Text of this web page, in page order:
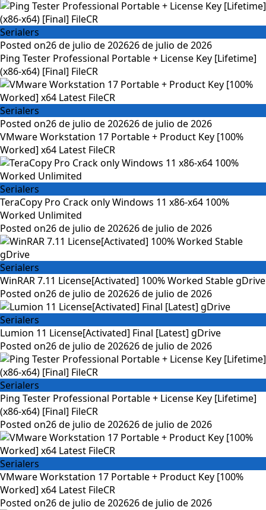
Serialers
Posted on26 de julio de 202626 de julio de 2026
Ping Tester Professional Portable + License Key [Lifetime]
(x86-x64) [Final] FileCR
Serialers
Posted on26 de julio de 202626 de julio de 2026
VMware Workstation 17 Portable + Product Key [100%
Worked] x64 Latest FileCR
Serialers
TeraCopy Pro Crack only Windows 11 x86-x64 100%
Worked Unlimited
Posted on26 de julio de 202626 de julio de 2026
Serialers
WinRAR 7.11 License[Activated] 100% Worked Stable gDrive
Posted on26 de julio de 202626 de julio de 2026
Serialers
Lumion 11 License[Activated] Final [Latest] gDrive
Posted on26 de julio de 202626 de julio de 2026
Serialers
Ping Tester Professional Portable + License Key [Lifetime]
(x86-x64) [Final] FileCR
Posted on26 de julio de 202626 de julio de 2026
Serialers
VMware Workstation 17 Portable + Product Key [100%
Worked] x64 Latest FileCR
Posted on26 de julio de 202626 de julio de 2026